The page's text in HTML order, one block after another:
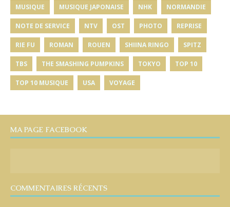
MUSIQUE MUSIQUE JAPONAISE NHK NORMANDIE
NOTE DE SERVICE NTV OST PHOTO REPRISE
RIE FU ROMAN ROUEN SHIINA RINGO SPITZ
TBS THE SMASHING PUMPKINS TOKYO TOP 10
TOP 10 MUSIQUE USA VOYAGE
MA PAGE FACEBOOK
COMMENTAIRES RÉCENTS